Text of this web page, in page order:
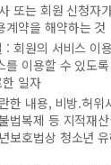
또는 회원 신청자
계약을 해약하는 것
: 회원의 서비스 이
를 이용할 수 있도
일자
한 내용, 비방.허위
법복제 등 지적재
보호법상 청소년